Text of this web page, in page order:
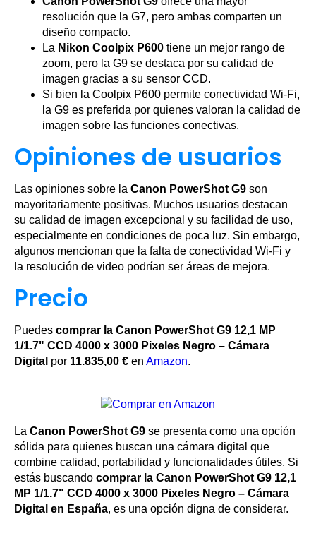
resolución que la G7, pero ambas comparten un
diseño compacto.
La Nikon Coolpix P600 tiene un mejor rango de
zoom, pero la G9 se destaca por su calidad de
imagen gracias a su sensor CCD.
Si bien la Coolpix P600 permite conectividad Wi-Fi,
la G9 es preferida por quienes valoran la calidad de
imagen sobre las funciones conectivas.
Opiniones de usuarios
Las opiniones sobre la Canon PowerShot G9 son
mayoritariamente positivas. Muchos usuarios destacan
su calidad de imagen excepcional y su facilidad de uso,
especialmente en condiciones de poca luz. Sin embargo,
algunos mencionan que la falta de conectividad Wi-Fi y
la resolución de video podrían ser áreas de mejora.
Precio
Puedes comprar la Canon PowerShot G9 12,1 MP
1/1.7" CCD 4000 x 3000 Pixeles Negro – Cámara
Digital por 11.835,00 € en Amazon.
La Canon PowerShot G9 se presenta como una opción
sólida para quienes buscan una cámara digital que
combine calidad, portabilidad y funcionalidades útiles. Si
estás buscando comprar la Canon PowerShot G9 12,1
MP 1/1.7" CCD 4000 x 3000 Pixeles Negro – Cámara
Digital en España, es una opción digna de considerar.